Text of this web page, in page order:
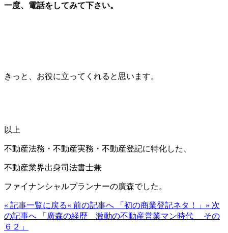
一度、電話をしてみて下さい。
きっと、お役に立ってくれると思います。
以上
不動産法務・不動産実務・不動産登記に特化した、
不動産業界出身司法書士兼
ファイナンシャルプランナーの廣森でした。
« 記事一覧に戻る« 前の記事へ 「初の商業登記ネタ！」 » 次
の記事へ 「廣森の経歴 激動の不動産営業マン時代 その
６２」